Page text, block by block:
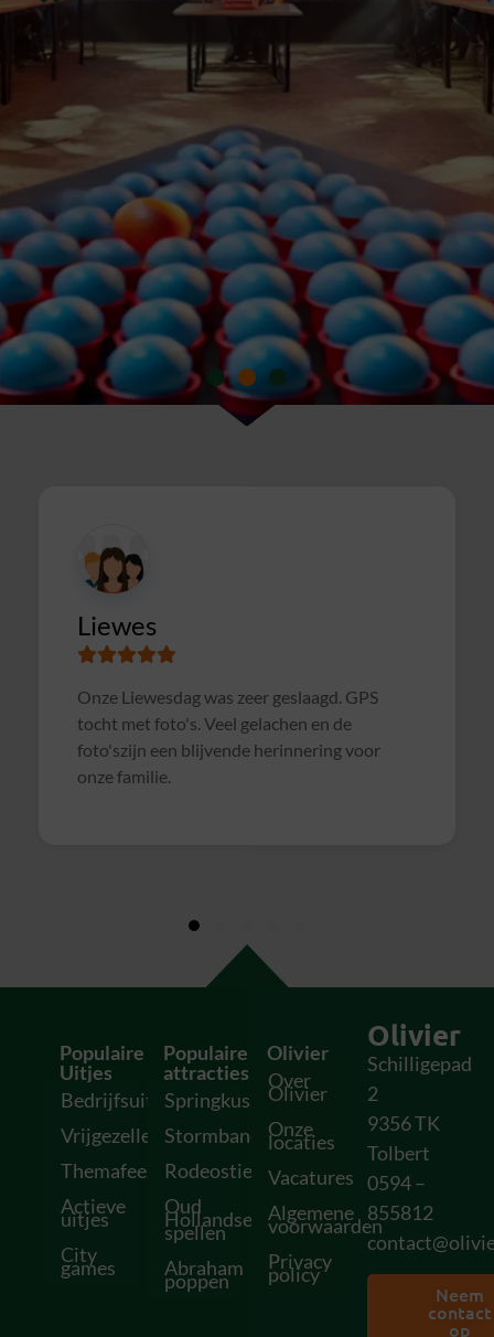
Susanne
Samen met collega's Sterrenslag gedaan.
Alles was goed geregeld, soms wat te druk op
het veld door andere groepen, waardoor het
soms wat rommelig verliep. Maar verder zeer
Populaire
Uitjes
Bedrijfsuitjes
Vrijgezellenfeesten
Themafeesten
Actieve
uitjes
City
games
Populaire
attracties
Springkussens
Stormbanen
Rodeostieren
Oud
Hollandse
spellen
Abraham
poppen
Olivier
Over
Olivier
Onze
locaties
Vacatures
Algemene
voorwaarden
Privacy
policy
Olivier
Schilligepad
2
9356 TK
Tolbert
0594 –
855812
Neem
contact
op